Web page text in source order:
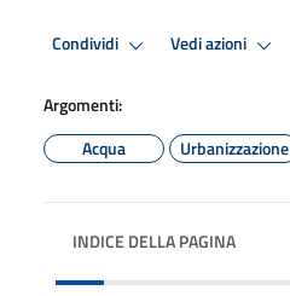
Condividi Vedi azioni
Argomenti:
Acqua
Urbanizzazione
INDICE DELLA PAGINA